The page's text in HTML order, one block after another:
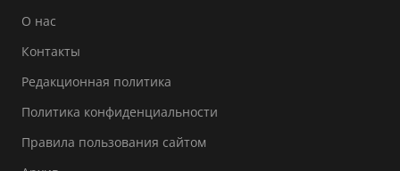
О нас
Контакты
Редакционная политика
Политика конфиденциальности
Правила пользования сайтом